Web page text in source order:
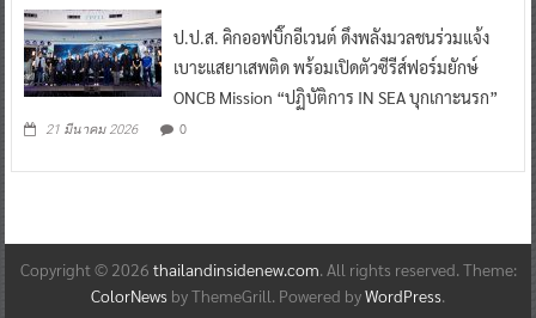
ป.ป.ส. คิกออฟบิ๊กอีเวนต์ ดึงพลังมวลชนร่วมแจ้ง
เบาะแสยาเสพติด พร้อมเปิดตัวซีรีส์ฟอร์มยักษ์
ONCB Mission “ปฏิบัติการ IN SEA บุกเกาะนรก”
21 มีนาคม 2026 0
Copyright © 2026 thailandinsidenew.com. All rights reserved. Theme:
ColorNews by ThemeGrill. Powered byWordPress.